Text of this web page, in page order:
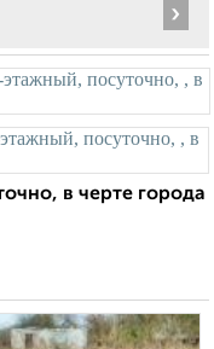
›
в черте города